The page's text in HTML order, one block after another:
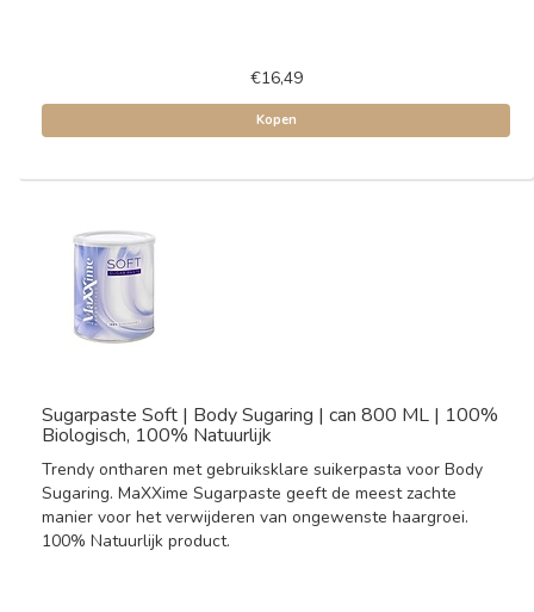
€16,49
Kopen
Sugarpaste Soft | Body Sugaring | can 800 ML | 100%
Biologisch, 100% Natuurlijk
Trendy ontharen met gebruiksklare suikerpasta voor Body
Sugaring. MaXXime Sugarpaste geeft de meest zachte
manier voor het verwijderen van ongewenste haargroei.
100% Natuurlijk product.